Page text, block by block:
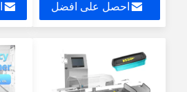
احصل على افضل